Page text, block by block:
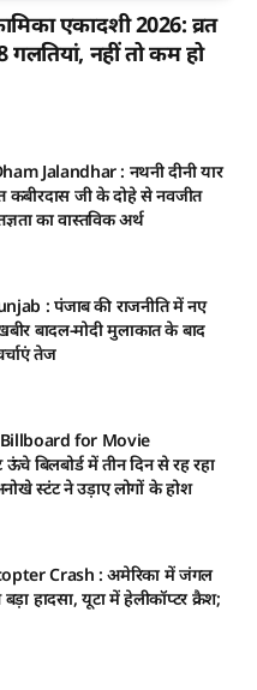
एकादशी 2026: व्रत
नहीं तो कम हो
Jalandhar : नथनी दीनी यार
कबीरदास जी के दोहे से नवजीत
का वास्तविक अर्थ
: पंजाब की राजनीति में नए
बादल-मोदी मुलाकात के बाद
तेज
for Movie
बिलबोर्ड में तीन दिन से रह रहा
स्टंट ने उड़ाए लोगों के होश
Crash : अमेरिका में जंगल
हादसा, यूटा में हेलीकॉप्टर क्रैश;